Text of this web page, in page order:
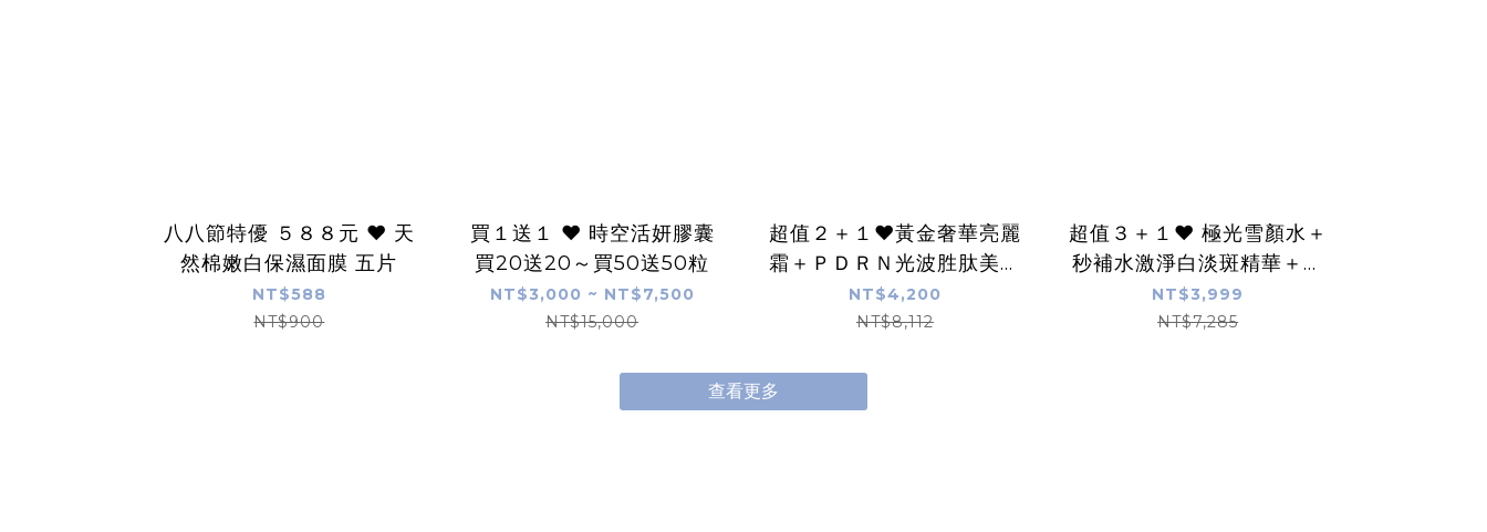
八八節特優 ５８８元 ❤️ 天
然棉嫩白保濕面膜 五片
NT$588
NT$900
買１送１ ❤️ 時空活妍膠囊
買20送20～買50送50粒
NT$3,000 ~ NT$7,500
NT$15,000
超值２＋１❤️黃金奢華亮麗
霜＋ＰＤＲＮ光波胜肽美顏
霜＋手提化妝包
NT$4,200
NT$8,112
超值３＋１❤️ 極光雪顏水＋
秒補水激淨白淡斑精華＋玫
瑰漾白青春露＋手提化妝包
NT$3,999
NT$7,285
查看更多